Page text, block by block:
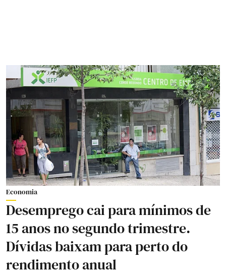
Economia
Desemprego cai para mínimos de
15 anos no segundo trimestre.
Dívidas baixam para perto do
rendimento anual